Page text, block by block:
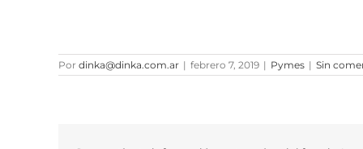
Por dinka@dinka.com.ar | febrero 7, 2019 | Pymes | Sin